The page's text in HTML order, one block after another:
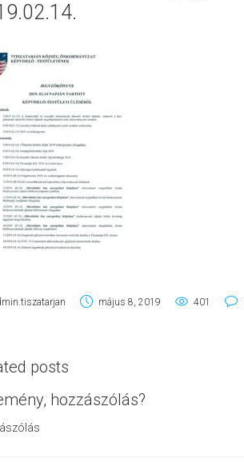
május 8, 2019 401
posts
hozzászólás?